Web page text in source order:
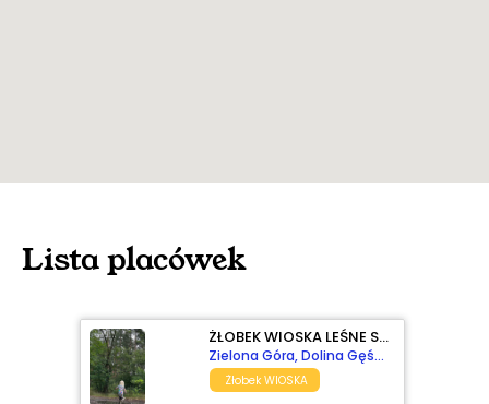
Lista placówek
ŻŁOBEK WIOSKA LEŚNE SZEPTY
Zielona Góra, Dolina Gęśnika 1
Żłobek WIOSKA